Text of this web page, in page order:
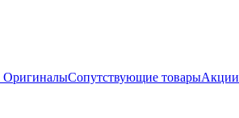
ОригиналыСопутствующие товарыАкции